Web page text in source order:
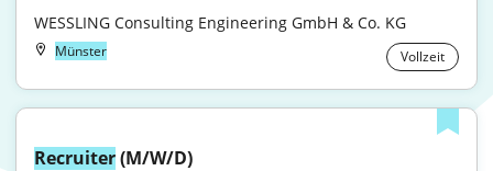
WESSLING Consulting Engineering GmbH & Co. KG
Münster Vollzeit
Recruiter (M/W/D)